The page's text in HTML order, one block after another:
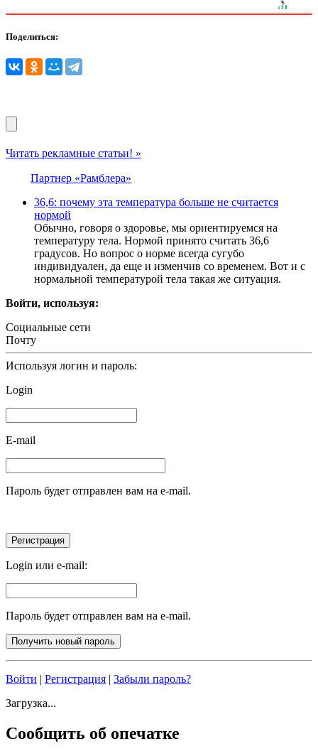
Поделиться:
Читать рекламные статьи! »
Партнер «Рамблера»
36,6: почему эта температура больше не считается
нормой
Обычно, говоря о здоровье, мы ориентируемся на
температуру тела. Нормой принято считать 36,6
градусов. Но вопрос о норме всегда сугубо
индивидуален, да еще и изменчив со временем. Вот и с
нормальной температурой тела такая же ситуация.
Войти, используя:
Социальные сети
Почту
Используя логин и пароль:
Login
E-mail
Пароль будет отправлен вам на e-mail.
Login или e-mail:
Пароль будет отправлен вам на e-mail.
Войти | Регистрация | Забыли пароль?
Загрузка...
Сообщить об опечатке